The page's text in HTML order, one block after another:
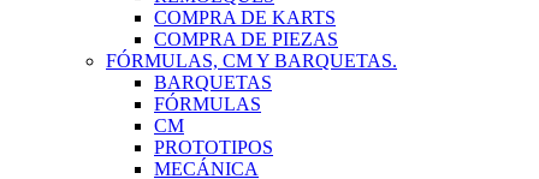
COMPRA DE KARTS
COMPRA DE PIEZAS
FÓRMULAS, CM Y BARQUETAS.
BARQUETAS
FÓRMULAS
CM
PROTOTIPOS
MECÁNICA